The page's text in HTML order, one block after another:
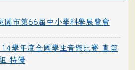
市第66屆中小學科學展覽會
學年度全國學生音樂比賽 直笛
特優